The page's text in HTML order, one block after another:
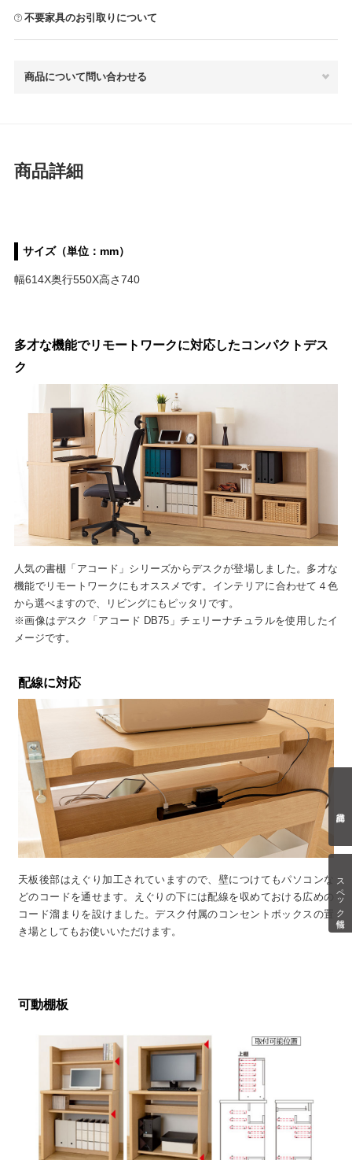
スペック情報
不要家具のお引取りについて
商品について問い合わせる
商品詳細
サイズ（単位：mm）
幅614X奥行550X高さ740
多才な機能でリモートワークに対応したコンパクトデス
ク
人気の書棚「アコード」シリーズからデスクが登場しました。多才な
機能でリモートワークにもオススメです。インテリアに合わせて４色
から選べますので、リビングにもピッタリです。
※画像はデスク「アコード DB75」チェリーナチュラルを使用したイ
メージです。
配線に対応
天板後部はえぐり加工されていますので、壁につけてもパソコンな
どのコードを通せます。えぐりの下には配線を収めておける広めの
コード溜まりを設けました。デスク付属のコンセントボックスの置
き場としてもお使いいただけます。
可動棚板